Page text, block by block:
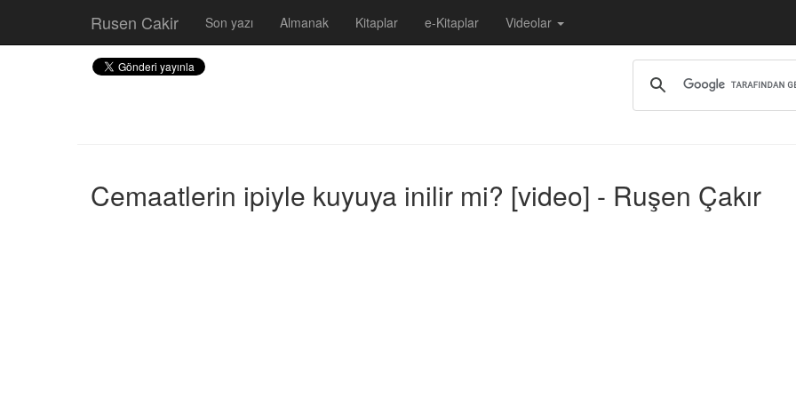
Rusen Cakir Son yazı Almanak Kitaplar e-Kitaplar Videolar
Cemaatlerin ipiyle kuyuya inilir mi? [video] - Ruşen Çakır